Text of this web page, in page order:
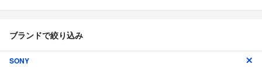
ブランドで絞り込み
SONY